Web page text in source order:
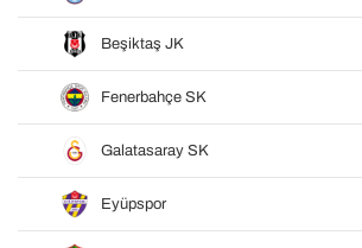
Beşiktaş JK
Fenerbahçe SK
Galatasaray SK
Eyüpspor